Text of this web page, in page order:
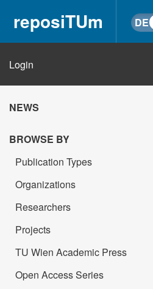
reposiTUm
Login
NEWS
BROWSE BY
Publication Types
Organizations
Researchers
Projects
TU Wien Academic Press
Open Access Series